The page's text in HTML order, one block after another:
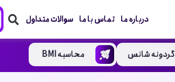
درباره ما تماس با ما سوالات متداول
گردونه شانس محاسبه BMI